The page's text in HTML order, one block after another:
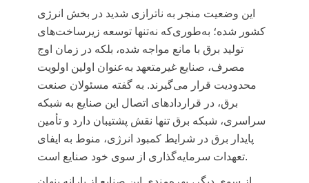
این وضعیت منجر به ناترازی شدید در بخش انرژی
کشور شده؛ به‌طوری‌که نه‌تنها توسعه زیرساخت‌های
تولید برق با مانع مواجه شده، بلکه در زمان اوج
مصرف، صنایع غیرمتعهد به‌عنوان اولین اولویت
محدودیت قرار می‌گیرند. به گفته مسئولان صنعت
برق، در قراردادهای اتصال این صنایع به شبکه
سراسری، شبکه برق تنها نقش پشتیبان دارد و تأمین
پایدار برق در شرایط کمبود انرژی، منوط به ایفای
تعهدات سرمایه‌گذاری از سوی خود صنایع است.